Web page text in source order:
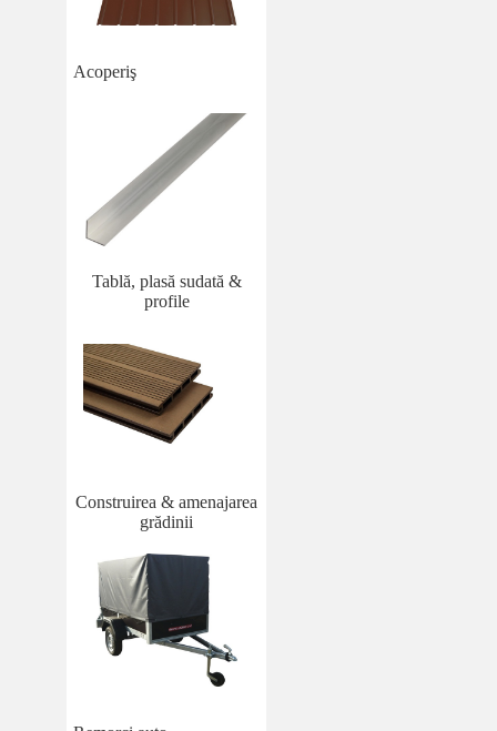
Acoperiş
Tablă, plasă sudată &
profile
Construirea & amenajarea
grădinii